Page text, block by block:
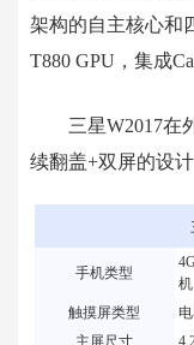
架构的自主核心和
T880 GPU，集成
三星W2017在
续翻盖+双屏的设
手机类型
触摸屏类型
主屏尺寸